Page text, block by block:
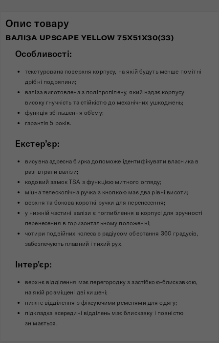
Опис товару
ВАЛІЗА UPSCAPE YELLOW 75X51X30(33)
Особливості:
текстурована поверхня корпусу, на якій будуть менше помітні
дрібні подряпини;
валіза виготовлена з поліпропілену, який надає корпусу
високу гнучкість та стійкістю до механічних ушкоджень;
функція збільшення об'єму;
гарантія 5 років.
Екстер’єр:
висувна адресна бирка допоможе ідентифікувати власника в
разі втрати валізи;
кодовий замок TSA з функцією митного огляду;
міцна телескопічна ручка з кнопкою має два рівні висоти;
верхня та бокова короткі ручки для перенесення;
у нижній частині валізи є поглиблення в корпусі для зручності
перенесення в горизонтальному положенні;
чотири подвійних колеса з радіусом обертання 360 градусів,
забезпечують плавний і тихий рух.
Інтер'єр:
верхнє відділення має перегородку з застібкою-блискавкою,
на якій розміщені дві кишені;
нижнє відділення з фіксуючими ременями для одягу;
підкладка всередині відділень має блискавку і повністю
знімається.